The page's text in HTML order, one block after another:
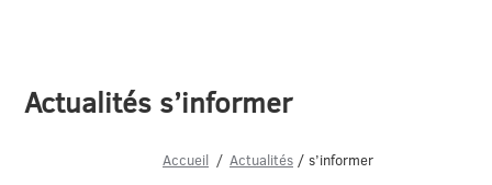
Actualités s’informer
Accueil Actualités / s’informer